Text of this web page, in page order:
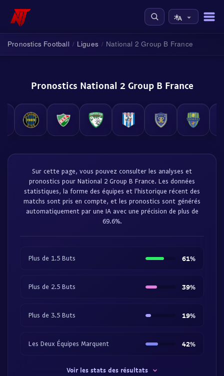
Pronostics Football / Ligues / National 2 Group B France
Pronostics National 2 Group B France
Sur cette page, vous pouvez consulter les analyses et
pronostics pour National 2 Group B France. Les données
statistiques, la forme des équipes et l'historique récent des
matchs sont pris en compte, et les pronostics sont générés
automatiquement par une IA avec une précision de plus de
69.6%.
Plus de 1.5 Buts 61%
Plus de 2.5 Buts 39%
Plus de 3.5 Buts 19%
Les Deux Équipes Marquent 42%
Voir les stats des résultats